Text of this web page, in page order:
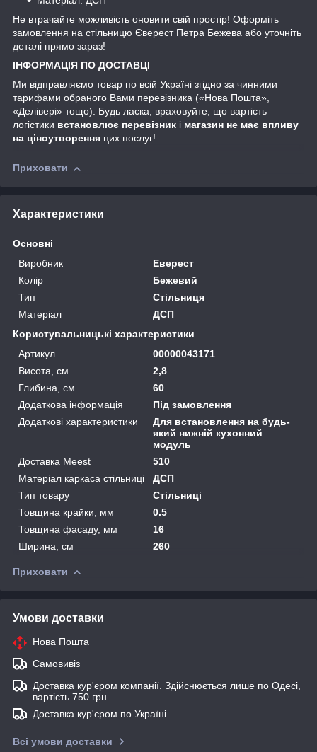
Не втрачайте можливість оновити свій простір! Оформіть
замовлення на стільницю Єверест Петра Бежева або уточніть
деталі прямо зараз!
ІНФОРМАЦІЯ ПО ДОСТАВЦІ
Ми відправляємо товар по всій Україні згідно за чинними
тарифами обраного Вами перевізника («Нова Пошта»,
«Делівері» тощо). Будь ласка, враховуйте, що вартість
логістики встановлює перевізник і магазин не має впливу
на ціноутворення цих послуг!
Приховати
Характеристики
Основні
Виробник
Еверест
Колір
Бежевий
Тип
Стільниця
Матеріал
ДСП
Користувальницькі характеристики
Артикул
00000043171
Висота, см
2,8
Глибина, см
60
Додаткова інформація
Під замовлення
Додаткові характеристики
Для встановлення на будь-
який нижній кухонний
модуль
Доставка Meest
510
Матеріал каркаса стільниці
ДСП
Тип товару
Стільниці
Товщина крайки, мм
0.5
Товщина фасаду, мм
16
Ширина, см
260
Приховати
Умови доставки
Нова Пошта
Самовивіз
Доставка кур'єром компанії. Здійснюється лише по Одесі,
вартість 750 грн
Доставка кур'єром по Україні
Всі умови доставки